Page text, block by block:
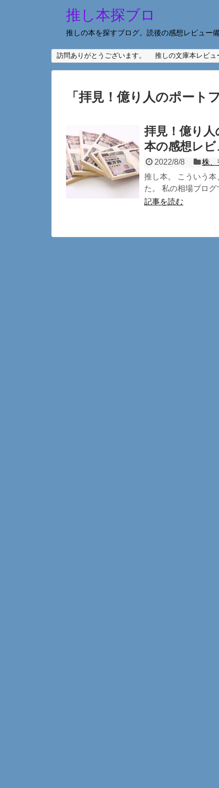
推し本探ブロ
推しの本を探すブログ。読後の感想レビュー
訪問ありがとうございます。 推しの文庫本レビュ
「 拝見！億り人のポート
拝見！億り
本の感想レ
2022/8/8
株
推し本。 こういう
た。 私の相場ブロ
記事を読む